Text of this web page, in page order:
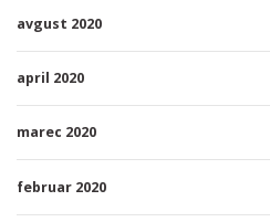
avgust 2020
april 2020
marec 2020
februar 2020